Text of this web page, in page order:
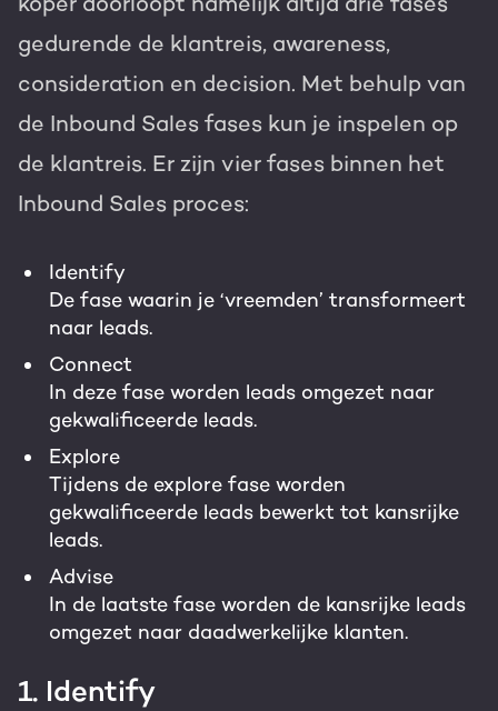
gedurende de klantreis, awareness,
consideration en decision. Met behulp van
de Inbound Sales fases kun je inspelen op
de klantreis. Er zijn vier fases binnen het
Inbound Sales proces:
Identify
De fase waarin je ‘vreemden’ transformeert
naar leads.
Connect
In deze fase worden leads omgezet naar
gekwalificeerde leads.
Explore
Tijdens de explore fase worden
gekwalificeerde leads bewerkt tot kansrijke
leads.
Advise
In de laatste fase worden de kansrijke leads
omgezet naar daadwerkelijke klanten.
1. Identify